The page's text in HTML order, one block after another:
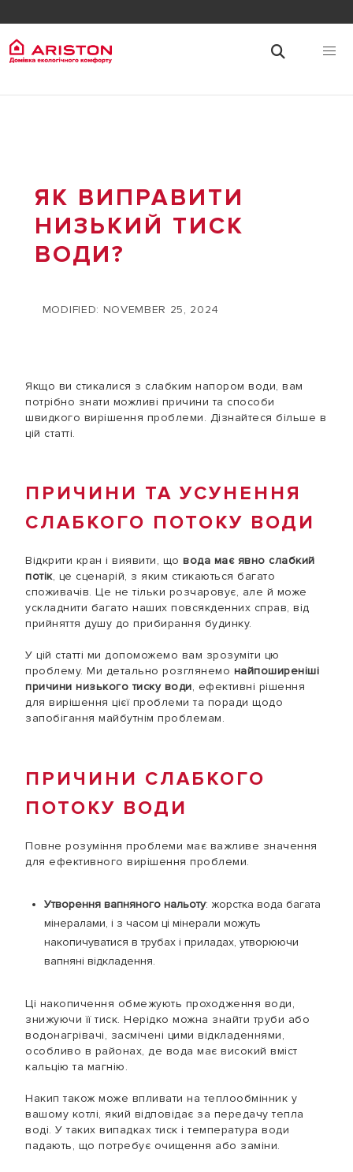
ЯК ВИПРАВИТИ
НИЗЬКИЙ ТИСК
ВОДИ?
MODIFIED: NOVEMBER 25, 2024
Якщо ви стикалися з слабким напором води, вам
потрібно знати можливі причини та способи
швидкого вирішення проблеми. Дізнайтеся більше в
цій статті.
ПРИЧИНИ ТА УСУНЕННЯ
СЛАБКОГО ПОТОКУ ВОДИ
Відкрити кран і виявити, що вода має явно слабкий
потік, це сценарій, з яким стикаються багато
споживачів. Це не тільки розчаровує, але й може
ускладнити багато наших повсякденних справ, від
прийняття душу до прибирання будинку.
У цій статті ми допоможемо вам зрозуміти цю
проблему. Ми детально розглянемо найпоширеніші
причини низького тиску води, ефективні рішення
для вирішення цієї проблеми та поради щодо
запобігання майбутнім проблемам.
ПРИЧИНИ СЛАБКОГО
ПОТОКУ ВОДИ
Повне розуміння проблеми має важливе значення
для ефективного вирішення проблеми.
Утворення вапняного нальоту: жорстка вода багата
мінералами, і з часом ці мінерали можуть
накопичуватися в трубах і приладах, утворюючи
вапняні відкладення.
Ці накопичення обмежують проходження води,
знижуючи її тиск. Нерідко можна знайти труби або
водонагрівачі, засмічені цими відкладеннями,
особливо в районах, де вода має високий вміст
кальцію та магнію.
Накип також може впливати на теплообмінник у
вашому котлі, який відповідає за передачу тепла
воді. У таких випадках тиск і температура води
падають, що потребує очищення або заміни.